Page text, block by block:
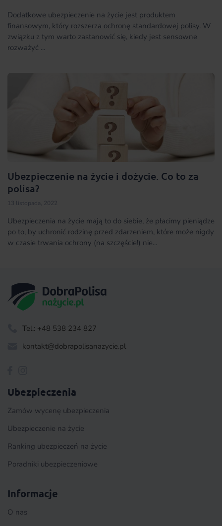
Dodatkowe ubezpieczenie na życie jest produktem
finansowym, który rozszerza ochronę standardowej polisy. W
związku z tym warto zastanowić się, kiedy jest sensowne
rozważyć ...
Ubezpieczenie na życie i dożycie. Co to za
polisa?
13 listopada, 2022
Ubezpieczenia na życie mają to do siebie, że płacimy pieniądze
po to, by uchronić rodzinę przed zdarzeniem, które może nigdy
w czasie trwania ochrony (na szczęście!) nie...
Tel.: +48 538 234 827
kontakt@dobrapolisanazycie.pl
Ubezpieczenia
Zamów wycenę ubezpieczenia
Ubezpieczenie na życie
Ranking ubezpieczeń na życie
Poradniki ubezpieczeniowe
Informacje
O nas